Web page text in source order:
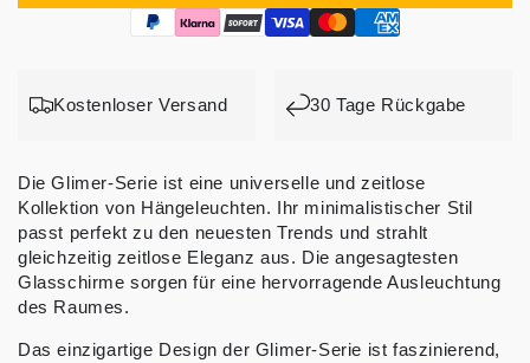
Kostenloser Versand 30 Tage Rückgabe
Die Glimer-Serie ist eine universelle und zeitlose
Kollektion von Hängeleuchten. Ihr minimalistischer Stil
passt perfekt zu den neuesten Trends und strahlt
gleichzeitig zeitlose Eleganz aus. Die angesagtesten
Glasschirme sorgen für eine hervorragende Ausleuchtung
des Raumes.
Das einzigartige Design der Glimer-Serie ist faszinierend,